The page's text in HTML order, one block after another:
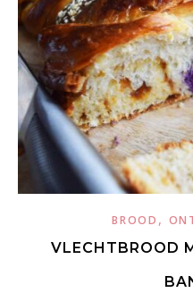
BROOD ,
VLECHTBROOD